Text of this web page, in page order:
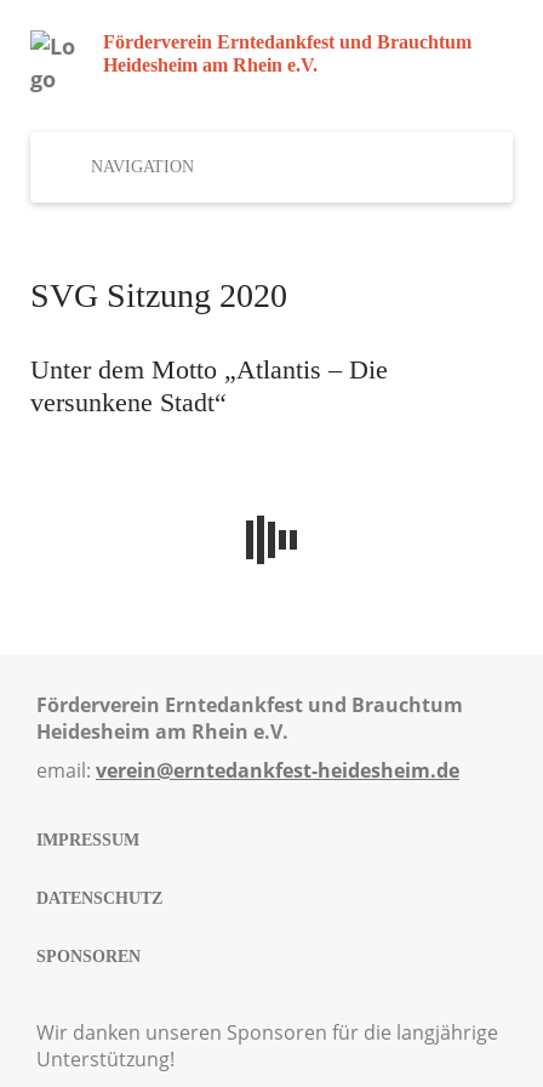
Förderverein Erntedankfest und Brauchtum
Heidesheim am Rhein e.V.
NAVIGATION
SVG Sitzung 2020
Unter dem Motto „Atlantis – Die
versunkene Stadt“
Förderverein Erntedankfest und Brauchtum
Heidesheim am Rhein e.V.
email: verein@erntedankfest-heidesheim.de
IMPRESSUM
DATENSCHUTZ
SPONSOREN
Wir danken unseren Sponsoren für die langjährige
Unterstützung!